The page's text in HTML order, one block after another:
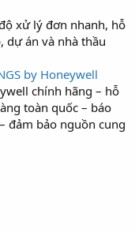
xử lý đơn nhanh, hỗ
dự án và nhà thầu
by Honeywell
chính hãng – hỗ
toàn quốc – báo
đảm bảo nguồn cung